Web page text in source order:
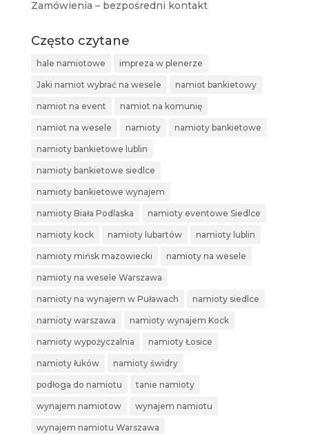
Zamówienia – bezpośredni kontakt
Często czytane
hale namiotowe impreza w plenerze
Jaki namiot wybrać na wesele namiot bankietowy
namiot na event namiot na komunię
namiot na wesele namioty namioty bankietowe
namioty bankietowe lublin
namioty bankietowe siedlce
namioty bankietowe wynajem
namioty Biała Podlaska namioty eventowe Siedlce
namioty kock namioty lubartów namioty lublin
namioty mińsk mazowiecki namioty na wesele
namioty na wesele Warszawa
namioty na wynajem w Puławach namioty siedlce
namioty warszawa namioty wynajem Kock
namioty wypożyczalnia namioty Łosice
namioty łuków namioty świdry
podłoga do namiotu tanie namioty
wynajem namiotow wynajem namiotu
wynajem namiotu Warszawa